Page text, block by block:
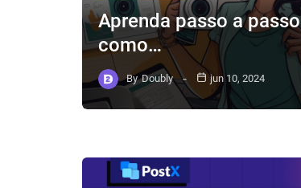
Aprenda passo a passo
como…
By Doubly jun 10, 2024